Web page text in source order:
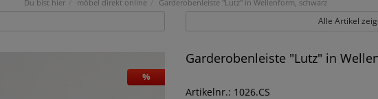
Du bist hier möbel direkt online Garderobenleiste "Lutz" in Wellenform, schwarz
Alle Artikel
%
Garderobenleiste "Lutz" in
Artikelnr.: 1026.CS